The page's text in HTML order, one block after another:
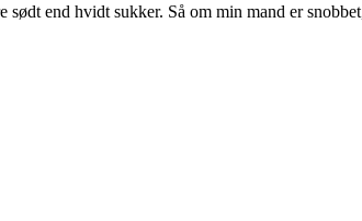
end hvidt sukker. Så om min mand er